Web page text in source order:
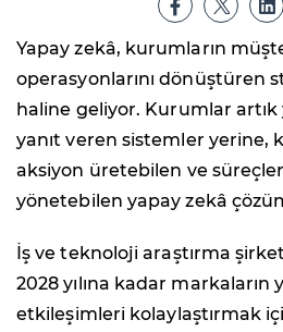
Yapay zekâ, kurumların
operasyonlarını dönüştüren
haline geliyor. Kurumlar artık
yanıt veren sistemler yerine,
aksiyon üretebilen ve
yönetebilen yapay zekâ
İş ve teknoloji araştırma
2028 yılına kadar markaların
etkileşimleri kolaylaştırmak